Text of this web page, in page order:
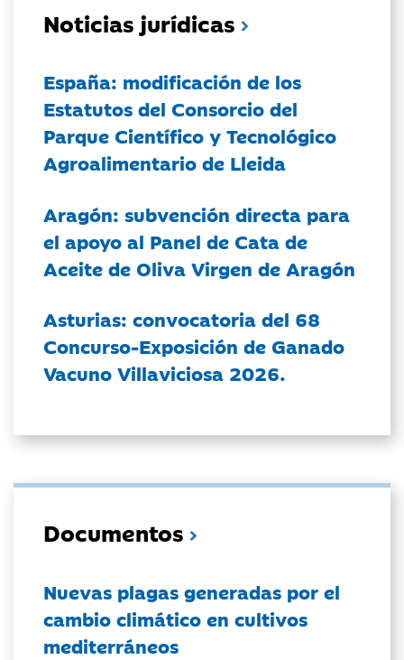
Noticias jurídicas
España: modificación de los
Estatutos del Consorcio del
Parque Científico y Tecnológico
Agroalimentario de Lleida
Aragón: subvención directa para
el apoyo al Panel de Cata de
Aceite de Oliva Virgen de Aragón
Asturias: convocatoria del 68
Concurso-Exposición de Ganado
Vacuno Villaviciosa 2026.
Documentos
Nuevas plagas generadas por el
cambio climático en cultivos
mediterráneos